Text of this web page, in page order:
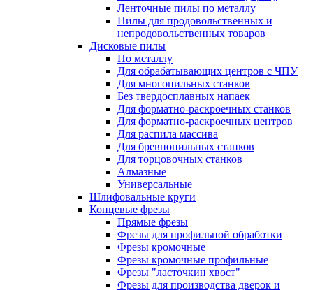
Ленточные пилы по металлу
Пилы для продовольственных и
непродовольственных товаров
Дисковые пилы
По металлу
Для обрабатывающих центров с ЧПУ
Для многопильных станков
Без твердосплавных напаек
Для форматно-раскроечных станков
Для форматно-раскроечных центров
Для распила массива
Для бревнопильных станков
Для торцовочных станков
Алмазные
Универсальные
Шлифовальные круги
Концевые фрезы
Прямые фрезы
Фрезы для профильной обработки
Фрезы кромочные
Фрезы кромочные профильные
Фрезы "ласточкин хвост"
Фрезы для производства дверок и